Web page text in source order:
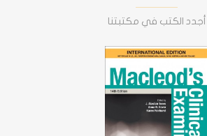
أجدد الكتب في مكتبتنا